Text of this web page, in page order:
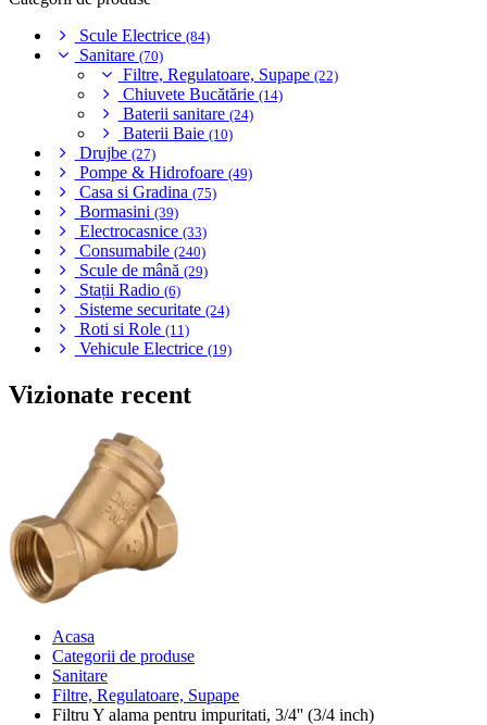
Scule Electrice (84)
Sanitare (70)
Filtre, Regulatoare, Supape (22)
Chiuvete Bucătărie (14)
Baterii sanitare (24)
Baterii Baie (10)
Drujbe (27)
Pompe & Hidrofoare (49)
Casa si Gradina (75)
Bormasini (39)
Electrocasnice (33)
Consumabile (240)
Scule de mână (29)
Stații Radio (6)
Sisteme securitate (24)
Roti si Role (11)
Vehicule Electrice (19)
Vizionate recent
Acasa
Categorii de produse
Sanitare
Filtre, Regulatoare, Supape
Filtru Y alama pentru impuritati, 3/4'' (3/4 inch)